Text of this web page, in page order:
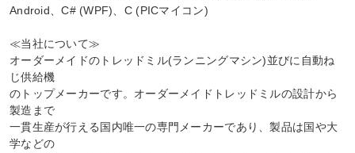
Android、C# (WPF)、C (PICマイコン)
≪当社について≫
オーダーメイドのトレッドミル(ランニングマシン)並びに自動ね
じ供給機
のトップメーカーです。オーダーメイドトレッドミルの設計から
製造まで
一貫生産が行える国内唯一の専門メーカーであり、製品は国や大
学などの